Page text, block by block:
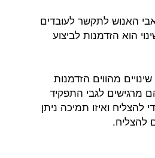
האנוש לתקשר לעובדים
הוא הזדמנות לביצוע
מהווים הזדמנות
מרגישים לגבי התפקיד
ואיזו תמיכה ניתן
להצליח.